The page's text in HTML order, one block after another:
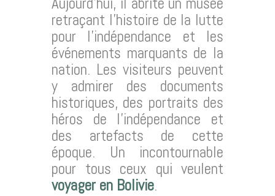
retraçant l’histoire de la lutte
pour l’indépendance et les
événements marquants de la
nation. Les visiteurs peuvent
y admirer des documents
historiques, des portraits des
héros de l’indépendance et
des artefacts de cette
époque. Un incontournable
pour tous ceux qui veulent
voyager en Bolivie.